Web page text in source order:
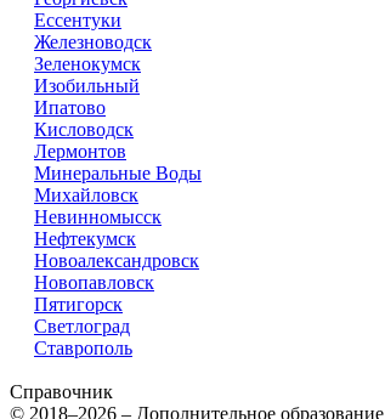
Ессентуки
Железноводск
Зеленокумск
Изобильный
Ипатово
Кисловодск
Лермонтов
Минеральные Воды
Михайловск
Невинномысск
Нефтекумск
Новоалександровск
Новопавловск
Пятигорск
Светлоград
Ставрополь
Справочник
© 2018–2026 – Дополнительное образование